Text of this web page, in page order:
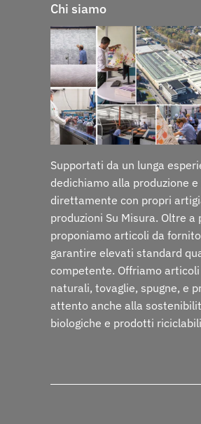
Chi siamo
Supportati da un lunga
dedichiamo alla produzione
direttamente con propri
produzioni Su Misura. Oltre
proponiamo articoli da
garantire elevati standard
competente. Offriamo
naturali, tovaglie, spugne, e
attento anche alla
biologiche e prodotti